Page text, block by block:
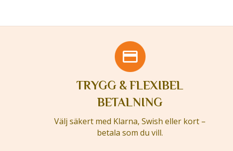
TRYGG & FLEXIBEL
BETALNING
Välj säkert med Klarna, Swish eller kort –
betala som du vill.